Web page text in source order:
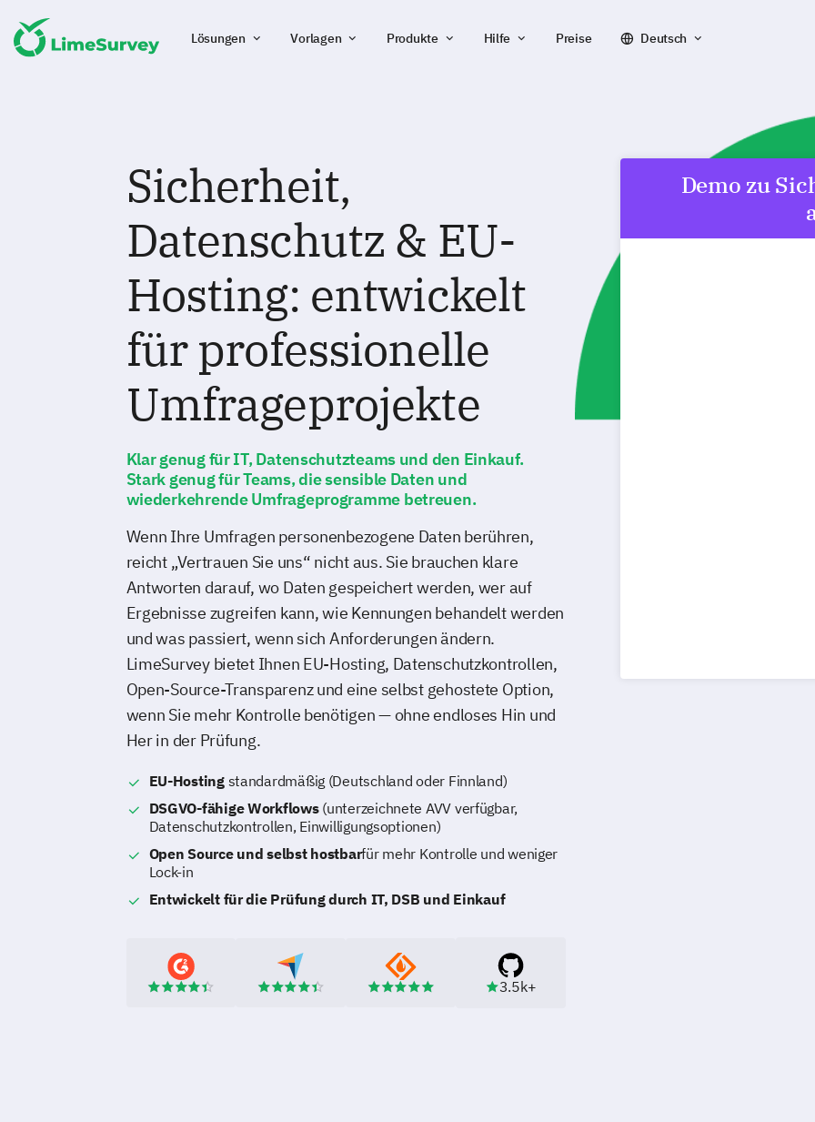
Lösungen Vorlagen Produkte Hilfe Preise Deutsch
Sicherheit,
Datenschutz & EU-
Hosting: entwickelt
für professionelle
Umfrageprojekte
Klar genug für IT, Datenschutzteams und den Einkauf.
Stark genug für Teams, die sensible Daten und
wiederkehrende Umfrageprogramme betreuen.
Wenn Ihre Umfragen personenbezogene Daten berühren,
reicht „Vertrauen Sie uns“ nicht aus. Sie brauchen klare
Antworten darauf, wo Daten gespeichert werden, wer auf
Ergebnisse zugreifen kann, wie Kennungen behandelt werden
und was passiert, wenn sich Anforderungen ändern.
LimeSurvey bietet Ihnen EU-Hosting, Datenschutzkontrollen,
Open-Source-Transparenz und eine selbst gehostete Option,
wenn Sie mehr Kontrolle benötigen — ohne endloses Hin und
Her in der Prüfung.
EU-Hostingstandardmäßig (Deutschland oder Finnland)
DSGVO-fähige Workflows(unterzeichnete AVV verfügbar,
Datenschutzkontrollen, Einwilligungsoptionen)
Open Source und selbst hostbarfür mehr Kontrolle und weniger
Lock-in
Entwickelt für die Prüfung durch IT, DSB und Einkauf
3.5k+
Demo zu